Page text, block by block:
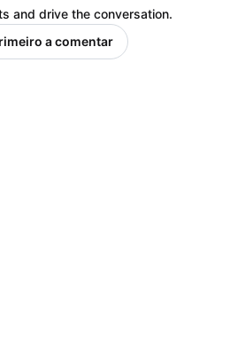
and drive the conversation.
a comentar